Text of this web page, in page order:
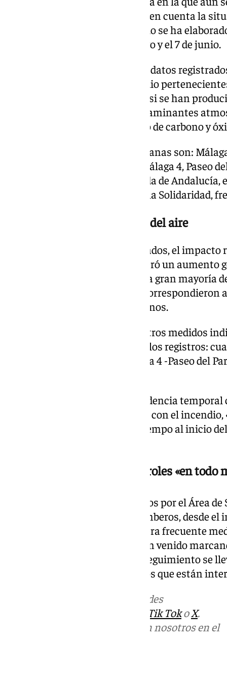
combustión. Con el fin de tener en cuenta la
y después del incendio, el estudio se ha
comprendido entre el 18 de mayo y el 7 de junio.
Para ello, se han examinado los datos
más cercanas al foco del incendio
(ZBE), con el fin de «determinar si se han
en las concentraciones de contaminantes
material particulado, monóxido de carbono y
Las cuatro estaciones más cercanas son:
junto al Parque de Bomberos; Málaga 4, Paseo
Eduardo Ocón; Málaga 7, Avenida de
Navarrete; y Málaga 8. Plaza de la Solidaridad,
Balance global de la calidad del aire
En base a los análisis desarrollados, el
temporal y localizado, y no generó un aumento
contaminación en la ciudad». La gran mayoría
detectados durante el periodo
a factores meteorológicos externos.
Por tanto, los distintos parámetros medidos
suspensión PM10. En cuanto a los registros:
diario solo en la estación Málaga 4 -Paseo del
La causa principal es «la coincidencia
sahariano». Respecto al vínculo con el
partículas muy acotado en el tiempo al inicio
Los bomberos realizan controles «en todo
Además de los análisis realizados por el Área
que desde el Real Cuerpo de Bomberos, desde
realizando mediciones de manera frecuente
detectores en el exterior que han venido
momento». Estas acciones de seguimiento se
seguridad laboral de los efectivos que están
en las redes
Tik TokoX.
Puedes ponerte en contacto con nosotros en el